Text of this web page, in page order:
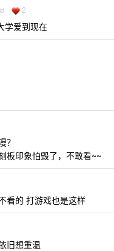
2
学爱到现在
？
板印象怕毁了，不敢看~~
看的 打游戏也是这样
旧想重温